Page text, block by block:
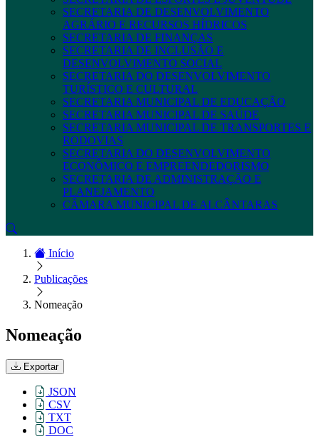
SECRETARIA DE DESENVOLVIMENTO
AGRÁRIO E RECURSOS HÍDRICOS
SECRETARIA DE FINANÇAS
SECRETARIA DE INCLUSÃO E
DESENVOLVIMENTO SOCIAL
SECRETARIA DO DESENVOLVIMENTO
TURÍSTICO E CULTURAL
SECRETARIA MUNICIPAL DE EDUCAÇÃO
SECRETARIA MUNICIPAL DE SAÚDE
SECRETARIA MUNICIPAL DE TRANSPORTES E
RODOVIAS
SECRETARIA DO DESENVOLVIMENTO
ECONÔMICO E EMPREENDEDORISMO
SECRETARIA DE ADMINISTRAÇÃO E
PLANEJAMENTO
CÂMARA MUNICIPAL DE ALCÂNTARAS
Início
Publicações
Nomeação
Nomeação
Exportar
JSON
CSV
TXT
DOC